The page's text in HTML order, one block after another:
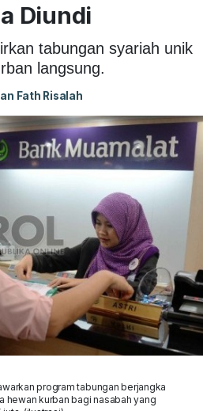
Diundi
tabungan syariah unik
langsung.
Fath Risalah
program tabungan berjangka
hewan kurban bagi nasabah yang